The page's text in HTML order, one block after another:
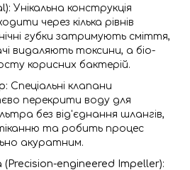
: Унікальна конструкція
через кілька рівнів
губки затримують сміття,
видаляють токсини, а біо-
корисних бактерій.
: Спеціальні клапани
перекрити воду для
без від'єднання шлангів,
та робить процес
акуратним.
engineered Impeller):